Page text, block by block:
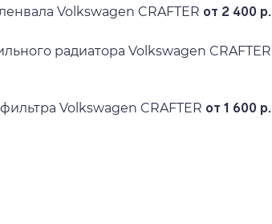
Volkswagen CRAFTER от 2 400 р.
радиатора Volkswagen CRAFTER
Volkswagen CRAFTER от 1 600 р.